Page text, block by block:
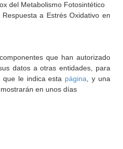
del Metabolismo Fotosintético
Respuesta a Estrés Oxidativo en
que han autorizado
datos a otras entidades, para
le indica esta página , y una
en unos días